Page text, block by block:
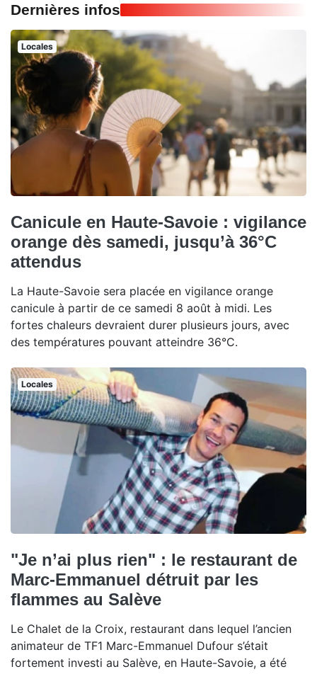
Dernières infos
Locales
Canicule en Haute-Savoie : vigilance
orange dès samedi, jusqu’à 36°C
attendus
La Haute-Savoie sera placée en vigilance orange
canicule à partir de ce samedi 8 août à midi. Les
fortes chaleurs devraient durer plusieurs jours, avec
des températures pouvant atteindre 36°C.
Locales
"Je n’ai plus rien" : le restaurant de
Marc-Emmanuel détruit par les
flammes au Salève
Le Chalet de la Croix, restaurant dans lequel l’ancien
animateur de TF1 Marc-Emmanuel Dufour s’était
fortement investi au Salève, en Haute-Savoie, a été